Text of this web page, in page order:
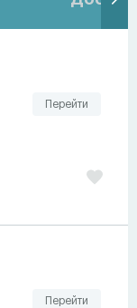
Перейти
Перейти